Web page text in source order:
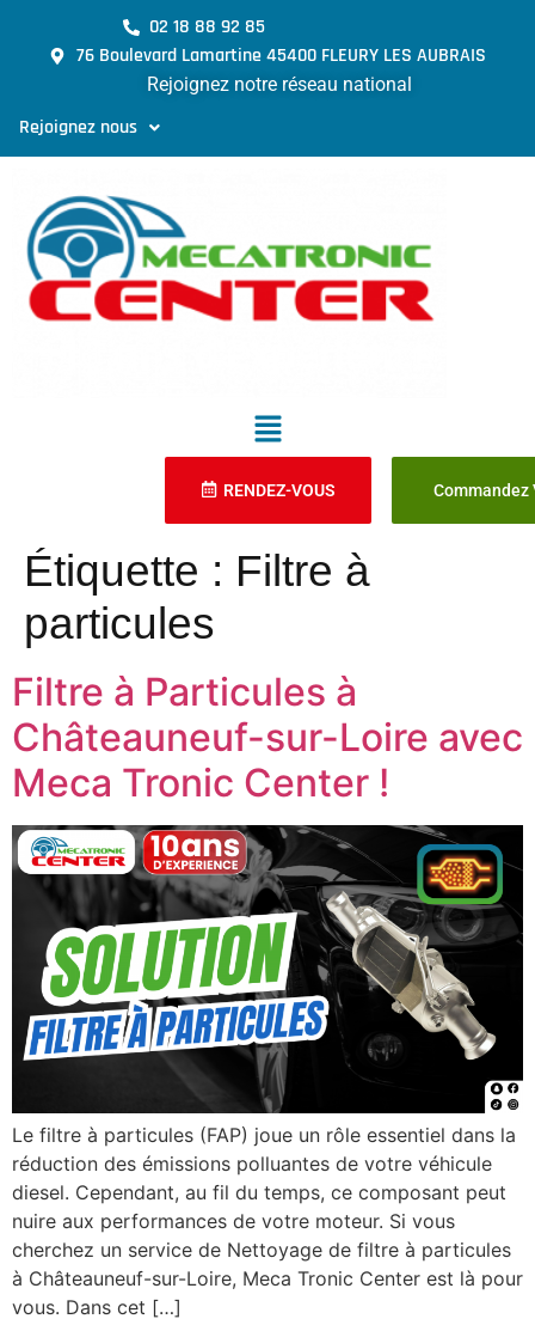
02 18 88 92 85
76 Boulevard Lamartine 45400 FLEURY LES AUBRAIS
Rejoignez notre réseau national
Rejoignez nous
RENDEZ-VOUS Commandez
Étiquette : Filtre à
particules
Filtre à Particules à
Châteauneuf-sur-Loire avec
Meca Tronic Center !
Le filtre à particules (FAP) joue un rôle essentiel dans la
réduction des émissions polluantes de votre véhicule
diesel. Cependant, au fil du temps, ce composant peut
nuire aux performances de votre moteur. Si vous
cherchez un service de Nettoyage de filtre à particules
à Châteauneuf-sur-Loire, Meca Tronic Center est là pour
vous. Dans cet […]